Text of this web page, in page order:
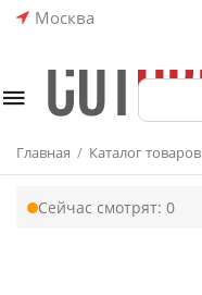
Москва
Главная / Каталог товаров
Сейчас смотрят: 0